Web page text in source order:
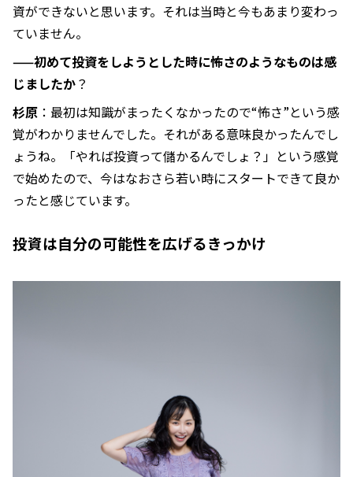
資ができないと思います。それは当時と今もあまり変わっ
ていません。
——初めて投資をしようとした時に怖さのようなものは感
じましたか？
杉原 ：最初は知識がまったくなかったので“怖さ”という感
覚がわかりませんでした。それがある意味良かったんでし
ょうね。「やれば投資って儲かるんでしょ？」という感覚
で始めたので、今はなおさら若い時にスタートできて良か
ったと感じています。
投資は自分の可能性を広げるきっかけ